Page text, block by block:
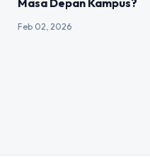
Feb 02, 2026